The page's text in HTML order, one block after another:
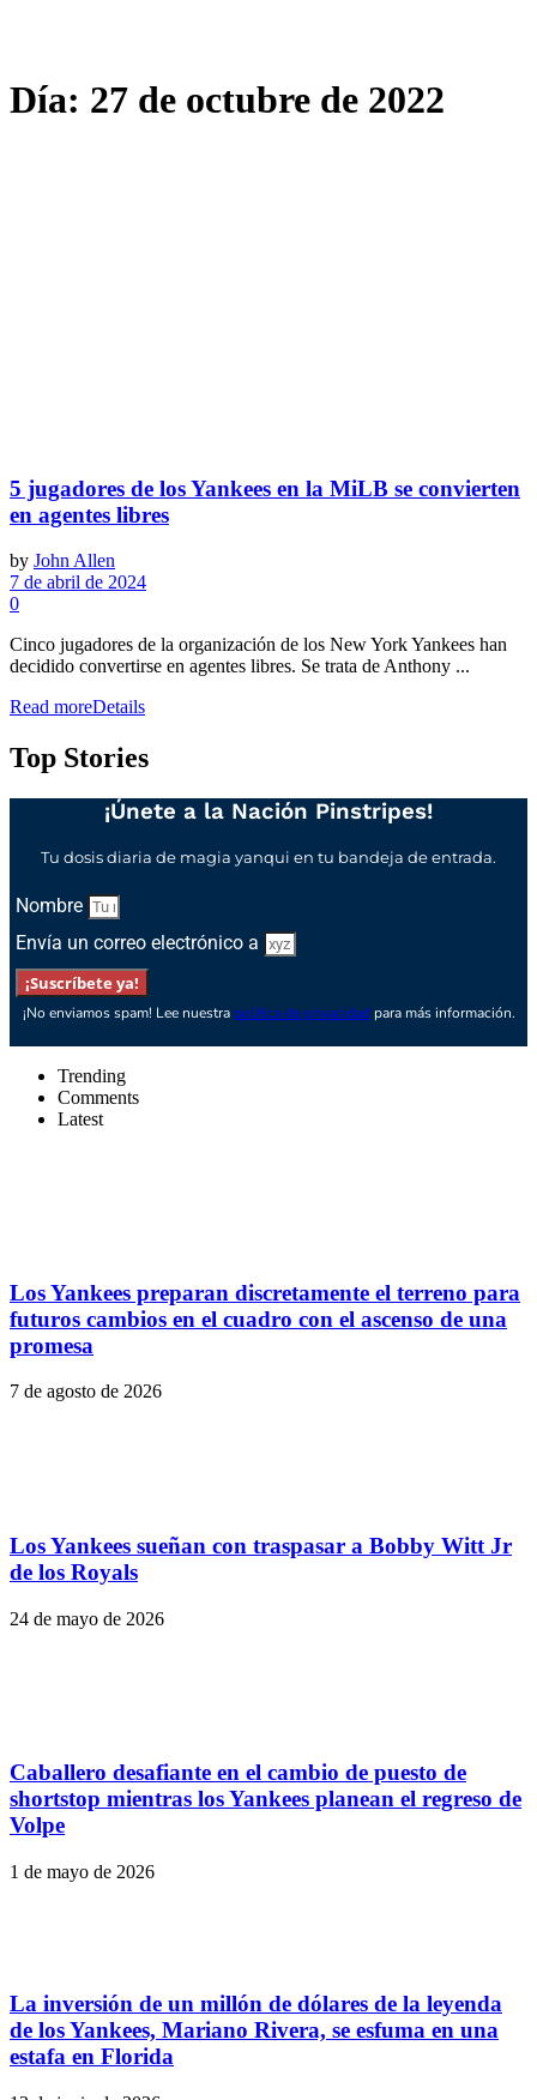
Día: 27 de octubre de 2022
5 jugadores de los Yankees en la MiLB se convierten
en agentes libres
by John Allen
7 de abril de 2024
0
Cinco jugadores de la organización de los New York Yankees han
decidido convertirse en agentes libres. Se trata de Anthony ...
Read moreDetails
Top Stories
¡Únete a la Nación Pinstripes!
Tu dosis diaria de magia yanqui en tu bandeja de entrada.
Nombre
Envía un correo electrónico a
¡Suscríbete ya!
¡No enviamos spam! Lee nuestra política de privacidad para más información.
Trending
Comments
Latest
Los Yankees preparan discretamente el terreno para
futuros cambios en el cuadro con el ascenso de una
promesa
7 de agosto de 2026
Los Yankees sueñan con traspasar a Bobby Witt Jr
de los Royals
24 de mayo de 2026
Caballero desafiante en el cambio de puesto de
shortstop mientras los Yankees planean el regreso de
Volpe
1 de mayo de 2026
La inversión de un millón de dólares de la leyenda
de los Yankees, Mariano Rivera, se esfuma en una
estafa en Florida